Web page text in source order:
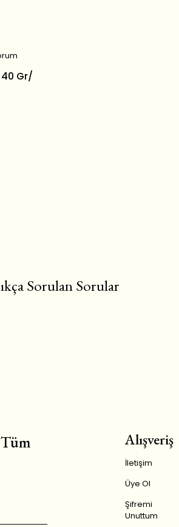
Gr/
Sorulan Sorular
Alışveriş
İletişim
Üye Ol
Şifremi
Unuttum